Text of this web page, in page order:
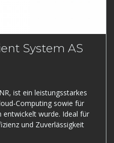
System AS
ist ein leistungsstarkes
Computing sowie für
entwickelt wurde. Ideal für
und Zuverlässigkeit